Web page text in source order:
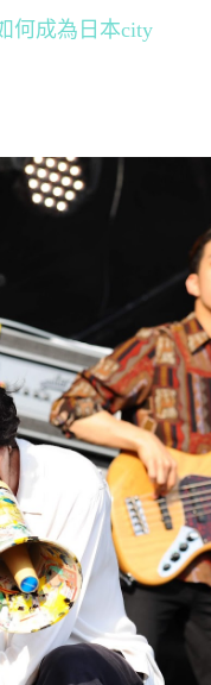
何成為日本city